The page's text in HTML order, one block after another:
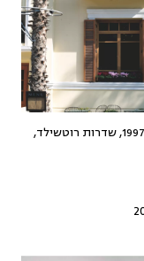
1997, שדרות רוטשילד,